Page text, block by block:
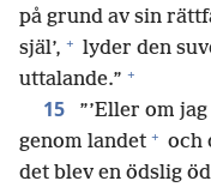
på grund av sin
själ’, + lyder den
uttalande.” +
15
”’Eller om
genom landet + och
det blev en ödslig